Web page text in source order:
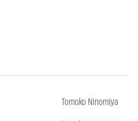
Tomoko Ninomiya